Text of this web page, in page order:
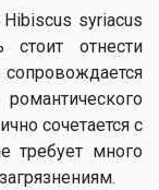
syriacus
отнести
сочетается с
требует много